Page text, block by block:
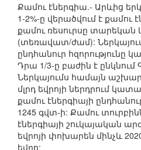
Քամու էներգիա.- Արևից
1-2%-ը վերածվում է քամու
քամու ռեսուրսը տարեկան
(տեռավատ/ժամ):
ընդհանուր հզորությունը
Դրա 1/3-ը բաժին է ընկնում
Ներկայումս համայն
մլրդ եվրոյի ներդրում
քամու էներգիայի
1245 գվտ-ի: Քամու
էներգիայի շուկայական
եվրոյի փոխարեն մինչև
եվրո: